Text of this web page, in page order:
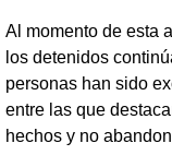
Al momento de esta
los detenidos
personas han sido
entre las que
hechos y no